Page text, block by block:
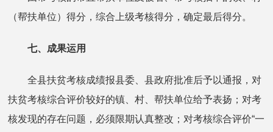
（帮扶单位）得分，综合上级考核得分，确定最后得分。
七、 成果运用
全县扶贫考核成绩报县委、县政府批准后予以通报，对
扶贫考核综合评价较好的镇、村、帮扶单位给予表扬；对考
核发现的存在问题，必须限期认真整改；对考核综合评价“一